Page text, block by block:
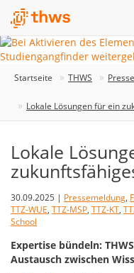
Startseite THWS Presse
Lokale Lösungen für ein
Lokale
30.09.2025 | Pressemeldung,
TTZ-WUE, TTZ-MSP, TTZ-KT,
School
Expertise bündeln:
Austausch zwischen